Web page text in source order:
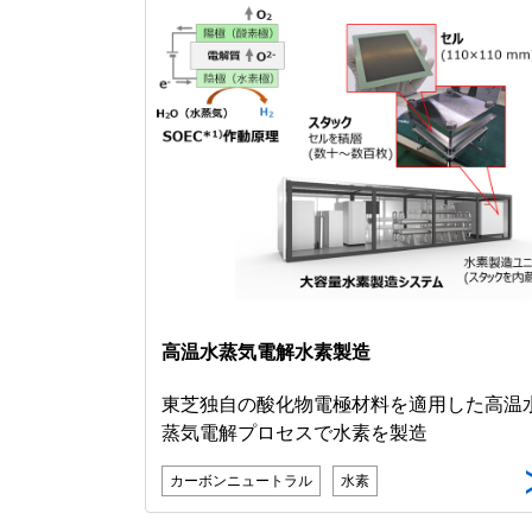
高温水蒸気電解水素製造
東芝独自の酸化物電極材料を適用した高温
蒸気電解プロセスで水素を製造
カーボンニュートラル 水素